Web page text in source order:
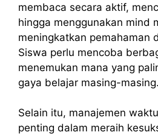
membaca secara aktif,
hingga menggunakan mind
meningkatkan pemahaman
Siswa perlu mencoba
menemukan mana yang
gaya belajar masing-masing.
Selain itu, manajemen
penting dalam meraih